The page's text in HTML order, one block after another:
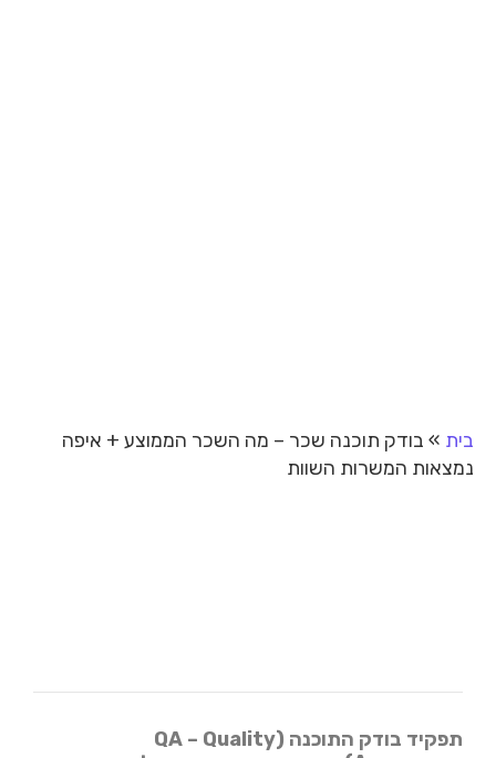
בית » בודק תוכנה שכר – מה השכר הממוצע + איפה
נמצאות המשרות השוות
תפקיד בודק התוכנה (QA – Quality